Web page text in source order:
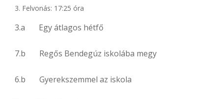
Felvonás: 17:25 óra
3.a Egy átlagos hétfő
7.b Regős Bendegúz iskolába megy
6.b Gyerekszemmel az iskola